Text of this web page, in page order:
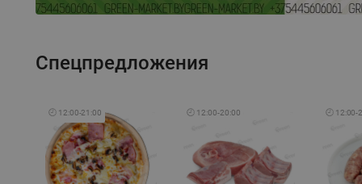
Спецпредложения
🕘 12:00-21:00 🕘 12:00-20:00 🕘 12:00-